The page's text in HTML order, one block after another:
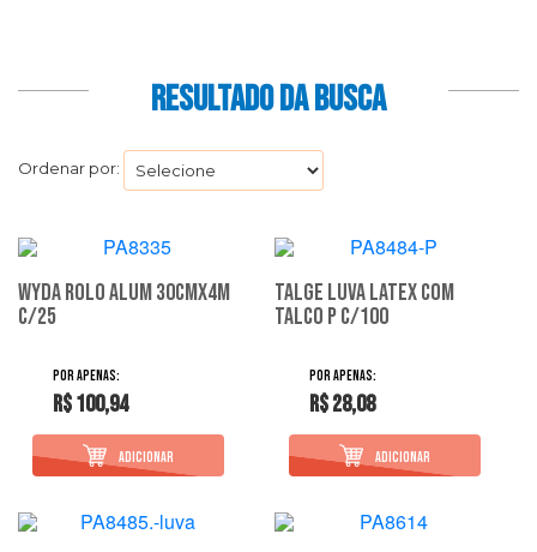
RESULTADO DA BUSCA
Ordenar por:
Wyda Rolo Alum 30Cmx4M
C/25
R$ 100,94
Talge Luva Latex Com
Talco P C/100
R$ 28,08